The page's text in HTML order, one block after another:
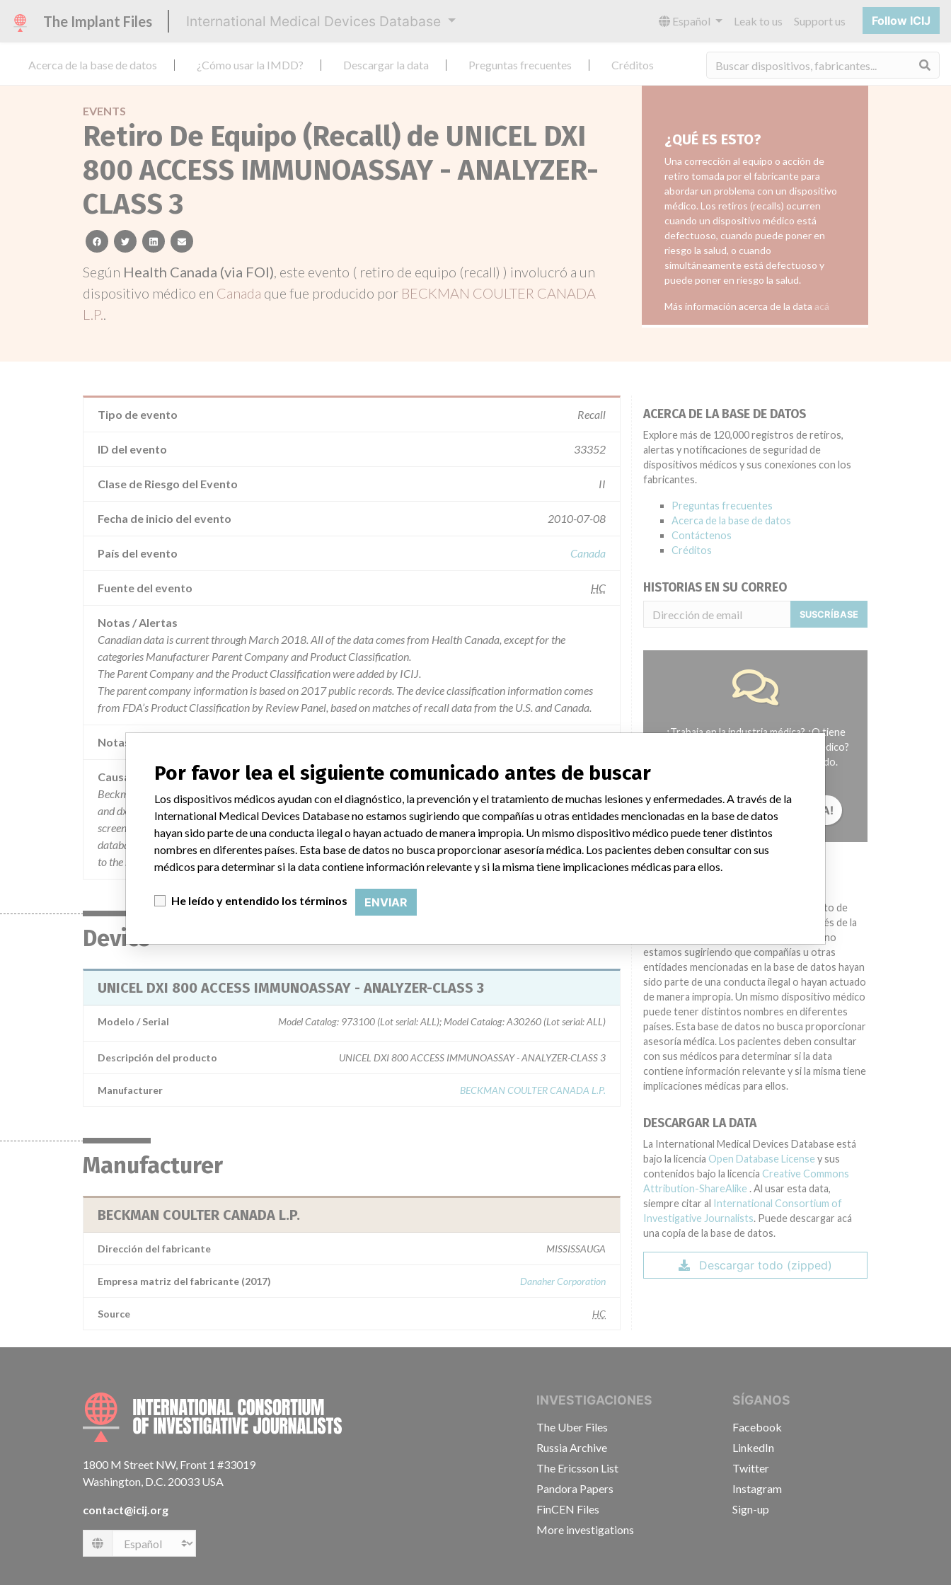
The Implant Files International Medical Devices Database Español Leak to us Support us Follow ICIJ
Acerca de la base de datos ¿Cómo usar la IMDD? Descargar la data Preguntas frecuentes Créditos
EVENTS
Retiro De Equipo (Recall) de UNICEL DXI
800 ACCESS IMMUNOASSAY - ANALYZER-
CLASS 3
facebooktwitterlinkedinemail
Según Health Canada (via FOI), este evento ( retiro de equipo (recall) ) involucró a un
dispositivo médico en Canada que fue producido por BECKMAN COULTER CANADA
L.P..
¿QUÉ ES ESTO?
Una corrección al equipo o acción de
retiro tomada por el fabricante para
abordar un problema con un dispositivo
médico. Los retiros (recalls) ocurren
cuando un dispositivo médico está
defectuoso, cuando puede poner en
riesgo la salud, o cuando
simultáneamente está defectuoso y
puede poner en riesgo la salud.
Más información acerca de la data acá
Tipo de evento Recall
ID del evento 33352
Clase de Riesgo del Evento II
Fecha de inicio del evento 2010-07-08
País del evento Canada
Fuente del evento HC
Notas / Alertas
Canadian data is current through March 2018. All of the data comes from Health Canada, except for the
categories Manufacturer Parent Company and Product Classification.
The Parent Company and the Product Classification were added by ICIJ.
The parent company information is based on 2017 public records. The device classification information comes
from FDA’s Product Classification by Review Panel, based on matches of recall data from the U.S. and Canada.
Notas adicionales en la data
Causa
Beckman coulter has confirmed the following issue with the software version 4.3. being used in the unicel dxi 600
and dxi 800 access immunoassay systems. if a laboratory changed a default sample type setting on the tests
screen while running unicel dxi system software version 4.3 the new setting would not be saved to the system
database. the changed sample type setting would reset to the previously saved setting when power was interrupted
to the system or if an operator rebooted the system.
Device
UNICEL DXI 800 ACCESS IMMUNOASSAY - ANALYZER-CLASS 3
Modelo / Serial Model Catalog: 973100 (Lot serial: ALL); Model Catalog: A30260 (Lot serial: ALL)
Descripción del producto UNICEL DXI 800 ACCESS IMMUNOASSAY - ANALYZER-CLASS 3
Manufacturer BECKMAN COULTER CANADA L.P.
Manufacturer
BECKMAN COULTER CANADA L.P.
Dirección del fabricante MISSISSAUGA
Empresa matriz del fabricante (2017) Danaher Corporation
Source HC
ACERCA DE LA BASE DE DATOS
Explore más de 120,000 registros de retiros,
alertas y notificaciones de seguridad de
dispositivos médicos y sus conexiones con los
fabricantes.
Preguntas frecuentes
Acerca de la base de datos
Contáctenos
Créditos
HISTORIAS EN SU CORREO
SUSCRÍBASE
¿Trabaja en la industria médica? ¿O tiene
experiencia con algún dispositivo médico?
Nuestra reportería no ha terminado.
¡CUÉNTANOS TU HISTORIA!
AVISO
diagnóstico, la prevención y el tratamiento de
muchas lesiones y enfermedades. A través de la
International Medical Devices Database no
estamos sugiriendo que compañías u otras
entidades mencionadas en la base de datos hayan
sido parte de una conducta ilegal o hayan actuado
de manera impropia. Un mismo dispositivo médico
puede tener distintos nombres en diferentes
países. Esta base de datos no busca proporcionar
asesoría médica. Los pacientes deben consultar
con sus médicos para determinar si la data
contiene información relevante y si la misma tiene
implicaciones médicas para ellos.
DESCARGAR LA DATA
La International Medical Devices Database está
bajo la licencia Open Database License y sus
contenidos bajo la licencia Creative Commons
Attribution-ShareAlike . Al usar esta data,
siempre citar al International Consortium of
Investigative Journalists. Puede descargar acá
una copia de la base de datos.
Descargar todo (zipped)
INTERNATIONAL CONSORTIUM OF INVESTIGATIVE JOURNALISTS
1800 M Street NW, Front 1 #33019
Washington, D.C. 20033 USA
contact@icij.org
Language
INVESTIGACIONES
The Uber Files
Russia Archive
The Ericsson List
Pandora Papers
FinCEN Files
More investigations
SÍGANOS
Facebook
LinkedIn
Twitter
Instagram
Sign-up
Por favor lea el siguiente comunicado antes de buscar
Los dispositivos médicos ayudan con el diagnóstico, la prevención y el tratamiento de muchas lesiones y enfermedades. A través de la
International Medical Devices Database no estamos sugiriendo que compañías u otras entidades mencionadas en la base de datos
hayan sido parte de una conducta ilegal o hayan actuado de manera impropia. Un mismo dispositivo médico puede tener distintos
nombres en diferentes países. Esta base de datos no busca proporcionar asesoría médica. Los pacientes deben consultar con sus
médicos para determinar si la data contiene información relevante y si la misma tiene implicaciones médicas para ellos.
He leído y entendido los términos ENVIAR